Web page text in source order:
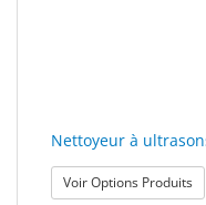
Nettoyeur à
Voir Options Produits: